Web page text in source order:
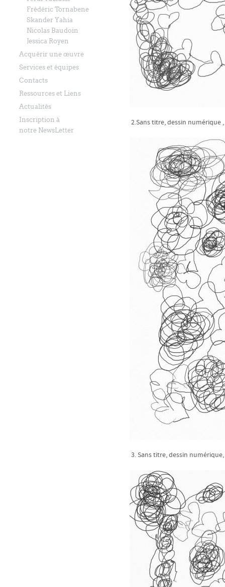
Frédéric Tornabene
Skander Yahia
Nicolas Baudoin
Jessica Royen
Acquérir une œuvre
Services et équipes
Contacts
Ressources et Liens
Actualités
Inscription à
notre NewsLetter
2.Sans titre, dessin numérique ,
3. Sans titre, dessin numérique,